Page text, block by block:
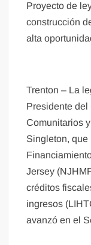
Proyecto de
construcción
alta
Trenton – La
Presidente del
Comunitarios
Singleton, que
Jersey
créditos
ingresos
avanzó en el